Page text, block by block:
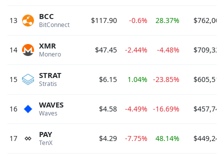
13 BitConnect
BCC $117.90 -0.6% 28.37%
14 Monero
XMR $47.45 -2.44% -4.48%
15 Stratis
STRAT $6.15 1.04% -23.85%
16 Waves
WAVES $4.58 -4.49% -16.69%
17 TenX
PAY $4.29 -7.75% 48.14%